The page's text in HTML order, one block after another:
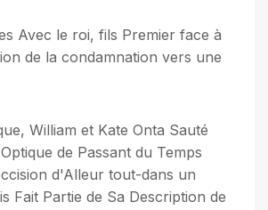
Avec le roi, fils Premier face à
de la condamnation vers une
William et Kate Onta Sauté
de Passant du Temps
d'Alleur tout-dans un
Fait Partie de Sa Description de